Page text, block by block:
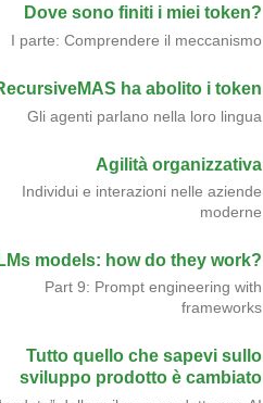
Dove sono finiti i miei token?
I parte: Comprendere il meccanismo
ha abolito i token
Gli agenti parlano nella loro lingua
Agilità organizzativa
Individui e interazioni nelle aziende
moderne
models: how do they work?
Part 9: Prompt engineering with
frameworks
Tutto quello che sapevi sullo
sviluppo prodotto è cambiato